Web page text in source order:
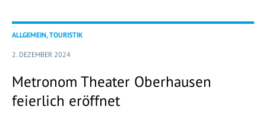
ALLGEMEIN, TOURISTIK
2. DEZEMBER 2024
Metronom Theater Oberhausen
feierlich eröffnet